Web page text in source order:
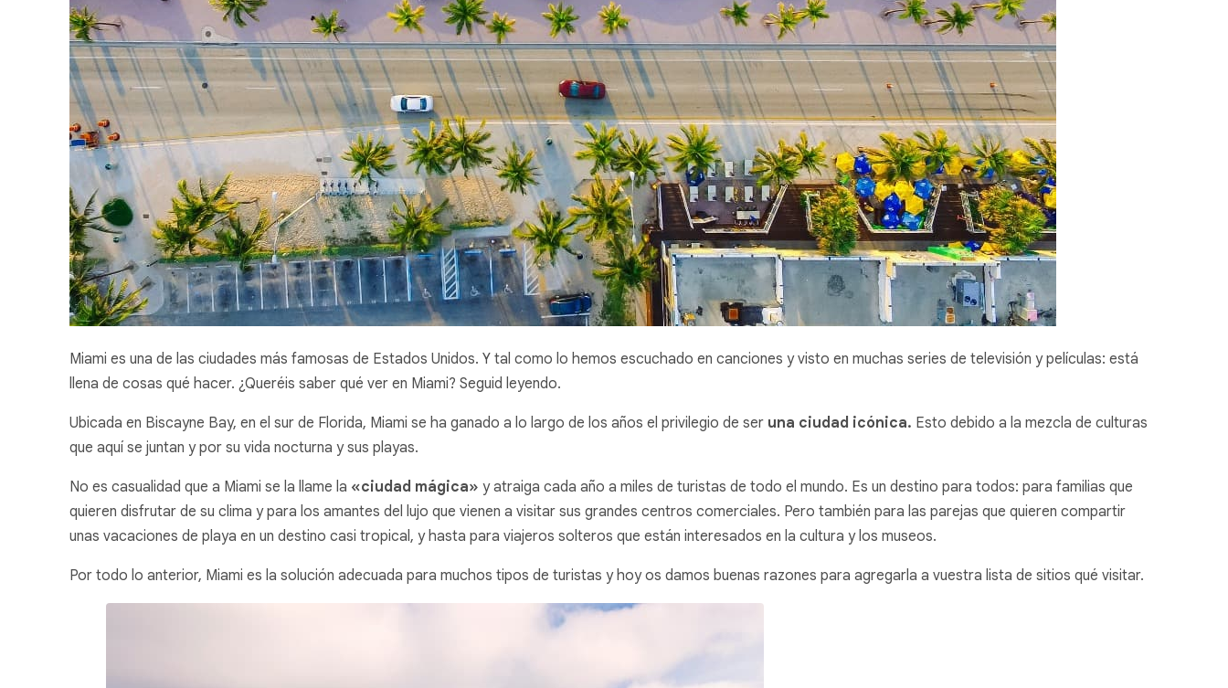
Miami es una de las ciudades más famosas de Estados Unidos. Y tal como lo hemos escuchado en canciones y visto en muchas series de televisión y películas: está
llena de cosas qué hacer. ¿Queréis saber qué ver en Miami? Seguid leyendo.
Ubicada en Biscayne Bay, en el sur de Florida, Miami se ha ganado a lo largo de los años el privilegio de ser una ciudad icónica. Esto debido a la mezcla de culturas
que aquí se juntan y por su vida nocturna y sus playas.
No es casualidad que a Miami se la llame la «ciudad mágica» y atraiga cada año a miles de turistas de todo el mundo. Es un destino para todos: para familias que
quieren disfrutar de su clima y para los amantes del lujo que vienen a visitar sus grandes centros comerciales. Pero también para las parejas que quieren compartir
unas vacaciones de playa en un destino casi tropical, y hasta para viajeros solteros que están interesados ​​en la cultura y los museos.
Por todo lo anterior, Miami es la solución adecuada para muchos tipos de turistas y hoy os damos buenas razones para agregarla a vuestra lista de sitios qué visitar.